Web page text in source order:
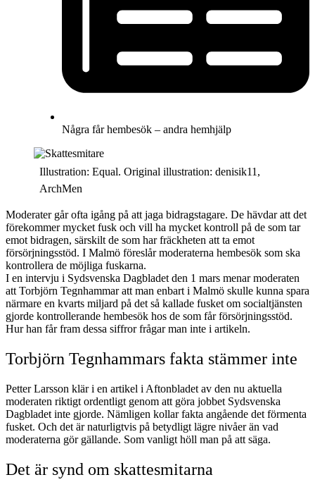
Några får hembesök – andra hemhjälp
Illustration: Equal. Original illustration: denisik11,
ArchMen
Moderater går ofta igång på att jaga bidragstagare. De hävdar att det
förekommer mycket fusk och vill ha mycket kontroll på de som tar
emot bidragen, särskilt de som har fräckheten att ta emot
försörjningsstöd. I Malmö föreslår moderaterna hembesök som ska
kontrollera de möjliga fuskarna.
I en intervju i Sydsvenska Dagbladet den 1 mars menar moderaten
att Torbjörn Tegnhammar att man enbart i Malmö skulle kunna spara
närmare en kvarts miljard på det så kallade fusket om socialtjänsten
gjorde kontrollerande hembesök hos de som får försörjningsstöd.
Hur han får fram dessa siffror frågar man inte i artikeln.
Torbjörn Tegnhammars fakta stämmer inte
Petter Larsson klär i en artikel i Aftonbladet av den nu aktuella
moderaten riktigt ordentligt genom att göra jobbet Sydsvenska
Dagbladet inte gjorde. Nämligen kollar fakta angående det förmenta
fusket. Och det är naturligtvis på betydligt lägre nivåer än vad
moderaterna gör gällande. Som vanligt höll man på att säga.
Det är synd om skattesmitarna